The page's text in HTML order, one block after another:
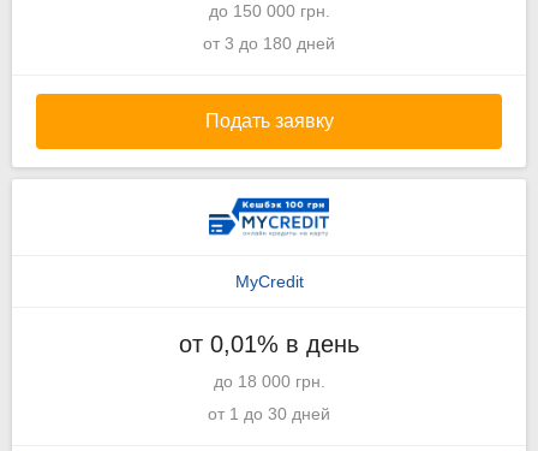
до 150 000 грн.
от 3 до 180 дней
Подать заявку
MyCredit
от 0,01% в день
до 18 000 грн.
от 1 до 30 дней